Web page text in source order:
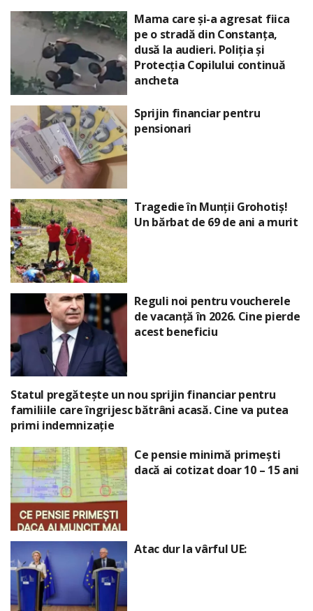
Mama care și-a agresat fiica
pe o stradă din Constanța,
dusă la audieri. Poliția și
Protecția Copilului continuă
ancheta
Sprijin financiar pentru
pensionari
Tragedie în Munții Grohotiș!
Un bărbat de 69 de ani a murit
Reguli noi pentru voucherele
de vacanță în 2026. Cine pierde
acest beneficiu
Statul pregătește un nou sprijin financiar pentru
familiile care îngrijesc bătrâni acasă. Cine va putea
primi indemnizație
Ce pensie minimă primești
dacă ai cotizat doar 10 – 15 ani
Atac dur la vârful UE: